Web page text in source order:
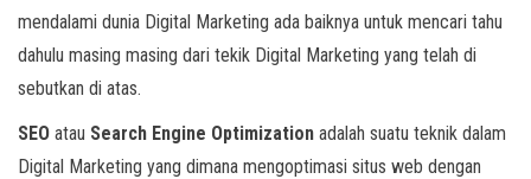
mendalami dunia Digital Marketing ada baiknya untuk mencari tahu
dahulu masing masing dari tekik Digital Marketing yang telah di
sebutkan di atas.
SEO atau Search Engine Optimization adalah suatu teknik dalam
Digital Marketing yang dimana mengoptimasi situs web dengan